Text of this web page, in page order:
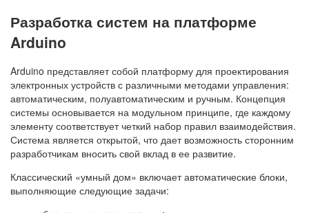
Разработка систем на платформе
Arduino
Arduino представляет собой платформу для проектирования
электронных устройств с различными методами управления:
автоматическим, полуавтоматическим и ручным. Концепция
системы основывается на модульном принципе, где каждому
элементу соответствует четкий набор правил взаимодействия.
Система является открытой, что дает возможность сторонним
разработчикам вносить свой вклад в ее развитие.
Классический «умный дом» включает автоматические блоки,
выполняющие следующие задачи: